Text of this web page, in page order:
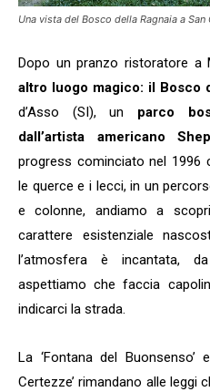
Una vista del Bosco della Ragnaia a San
Dopo un pranzo ristoratore a
altro luogo magico: il Bosco
d’Asso (SI), un parco
dall’artista americano
progress cominciato nel 1996
le querce e i lecci, in un
e colonne, andiamo a
carattere esistenziale
l’atmosfera è incantata,
aspettiamo che faccia
indicarci la strada.
La ‘Fontana del Buonsenso’
Certezze’ rimandano alle leggi